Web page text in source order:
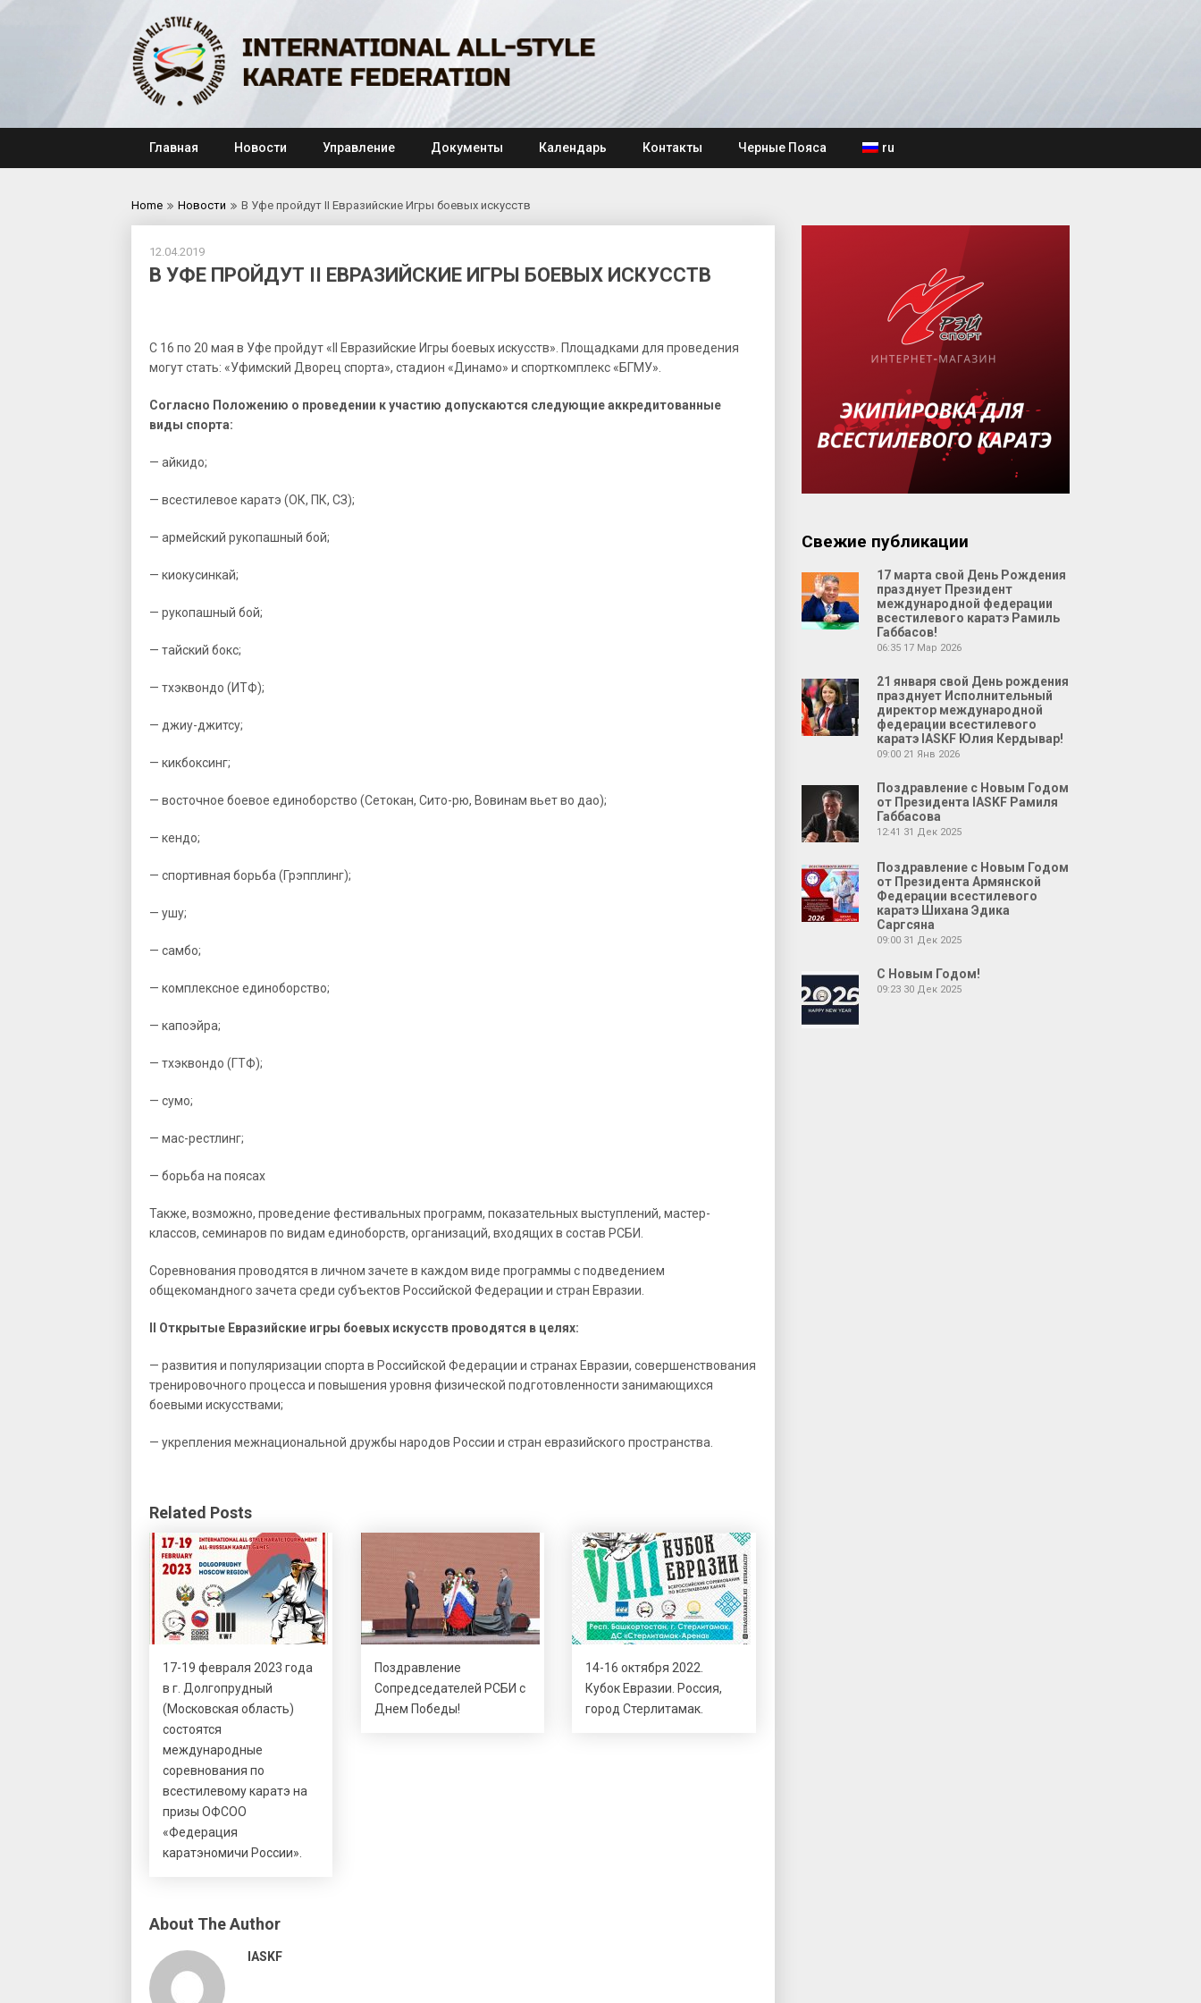
Главная Новости Управление Документы Календарь Контакты Черные Пояса ru
Home Новости В Уфе пройдут II Евразийские Игры боевых искусств
12.04.2019
В УФЕ ПРОЙДУТ II ЕВРАЗИЙСКИЕ ИГРЫ БОЕВЫХ ИСКУССТВ
С 16 по 20 мая в Уфе пройдут «II Евразийские Игры боевых искусств». Площадками для проведения
могут стать: «Уфимский Дворец спорта», стадион «Динамо» и спорткомплекс «БГМУ».
Согласно Положению о проведении к участию допускаются следующие аккредитованные
виды спорта:
— айкидо;
— всестилевое каратэ (ОК, ПК, СЗ);
— армейский рукопашный бой;
— киокусинкай;
— рукопашный бой;
— тайский бокс;
— тхэквондо (ИТФ);
— джиу-джитсу;
— кикбоксинг;
— восточное боевое единоборство (Сетокан, Сито-рю, Вовинам вьет во дао);
— кендо;
— спортивная борьба (Грэпплинг);
— ушу;
— самбо;
— комплексное единоборство;
— капоэйра;
— тхэквондо (ГТФ);
— сумо;
— мас-рестлинг;
— борьба на поясах
Также, возможно, проведение фестивальных программ, показательных выступлений, мастер-
классов, семинаров по видам единоборств, организаций, входящих в состав РСБИ.
Соревнования проводятся в личном зачете в каждом виде программы с подведением
общекомандного зачета среди субъектов Российской Федерации и стран Евразии.
II Открытые Евразийские игры боевых искусств проводятся в целях:
— развития и популяризации спорта в Российской Федерации и странах Евразии, совершенствования
тренировочного процесса и повышения уровня физической подготовленности занимающихся
боевыми искусствами;
— укрепления межнациональной дружбы народов России и стран евразийского пространства.
Related Posts
17-19 февраля 2023 года
в г. Долгопрудный
(Московская область)
состоятся
международные
соревнования по
всестилевому каратэ на
призы ОФСОО
«Федерация
каратэномичи России».
Поздравление
Сопредседателей РСБИ с
Днем Победы!
14-16 октября 2022.
Кубок Евразии. Россия,
город Стерлитамак.
About The Author
IASKF
Свежие публикации
17 марта свой День Рождения
празднует Президент
международной федерации
всестилевого каратэ Рамиль
Габбасов!
06:35 17 Мар 2026
21 января свой День рождения
празднует Исполнительный
директор международной
федерации всестилевого
каратэ IASKF Юлия Кердывар!
09:00 21 Янв 2026
Поздравление с Новым Годом
от Президента IASKF Рамиля
Габбасова
12:41 31 Дек 2025
Поздравление с Новым Годом
от Президента Армянской
Федерации всестилевого
каратэ Шихана Эдика
Саргсяна
09:00 31 Дек 2025
С Новым Годом!
09:23 30 Дек 2025